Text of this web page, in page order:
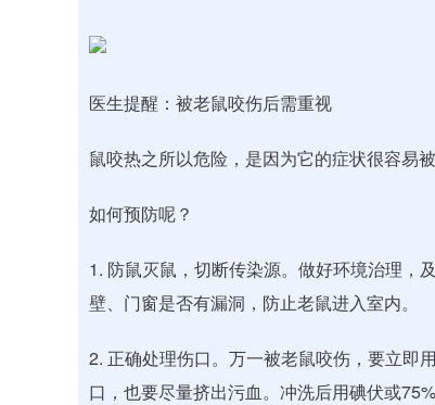
医生提醒：被老鼠咬伤后需重视
鼠咬热之所以危险，是因为它的症状很容易被
如何预防呢？
1. 防鼠灭鼠，切断传染源。做好环境治理，
壁、门窗是否有漏洞，防止老鼠进入室内。
2. 正确处理伤口。万一被老鼠咬伤，要立即
口，也要尽量挤出污血。冲洗后用碘伏或